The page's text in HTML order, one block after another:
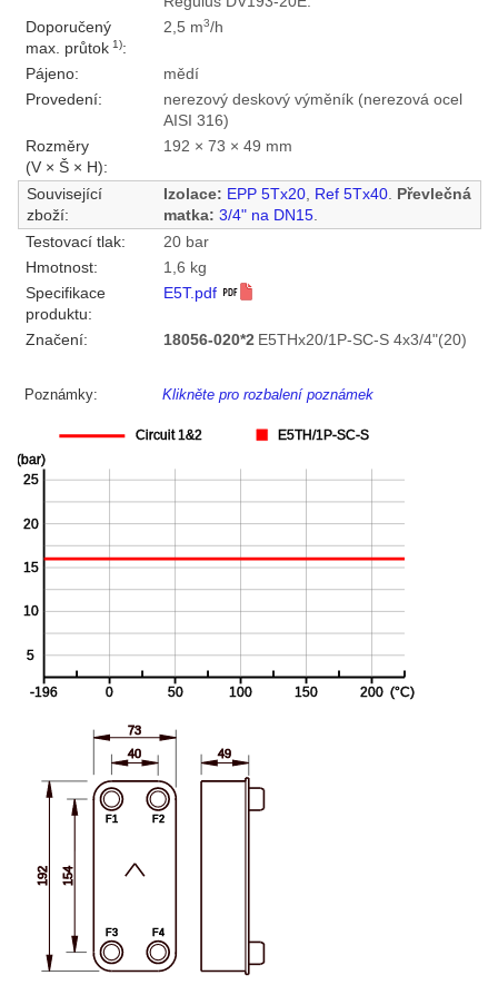
Doporučený
max. průtok1):
2,5 m3/h
Pájeno:
mědí
Provedení:
nerezový deskový výměník (nerezová ocel
AISI 316)
Rozměry
(V × Š × H):
192 × 73 × 49 mm
Související
zboží:
Izolace: EPP 5Tx20, Ref 5Tx40.
Převlečná
matka: 3/4" na DN15.
Testovací tlak:
20 bar
Hmotnost:
1,6 kg
Specifikace
produktu:
E5T.pdf
Značení: 18056-020*2 E5THx20/1P-SC-S 4x3/4"(20)
Poznámky: Klikněte pro rozbalení poznámek